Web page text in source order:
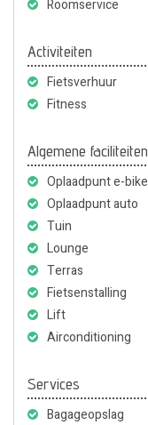
Roomservice
Activiteiten
Fietsverhuur
Fitness
Algemene faciliteiten
Oplaadpunt e-bike
Oplaadpunt auto
Tuin
Lounge
Terras
Fietsenstalling
Lift
Airconditioning
Services
Bagageopslag